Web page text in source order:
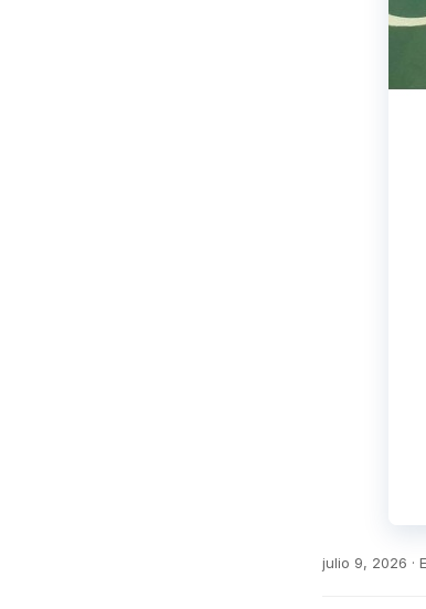
julio 9, 2026 ·